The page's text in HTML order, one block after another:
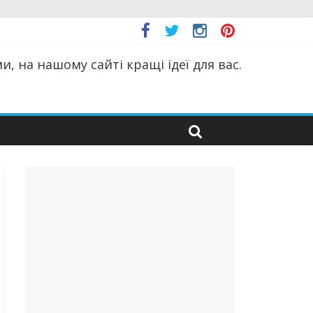
на нашому сайті кращі ідеї для вас.